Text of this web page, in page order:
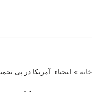
خانه » النجباء: آمریکا در پی